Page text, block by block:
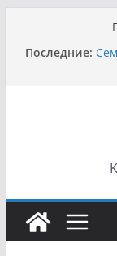
содержимому
Последние:
I
/
II